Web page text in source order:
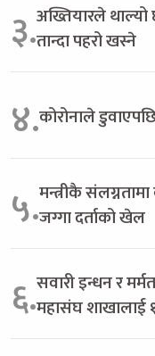
३.अख्तियारले थाल्यो
तान्दा पहरो खस्ने
४.कोरोनाले
५.मन्त्रीकै
जग्गा दर्ताको खेल
६.सवारी इन्धन र
महासंघ शाखालाई